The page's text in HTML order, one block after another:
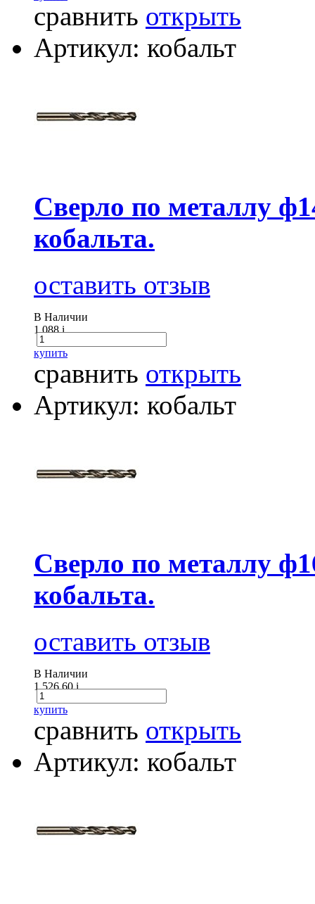
сравнить открыть
Артикул: кобальт
Сверло по металлу
кобальта.
оставить отзыв
В Наличии
1 088i
купить
сравнить открыть
Артикул: кобальт
Сверло по металлу
кобальта.
оставить отзыв
В Наличии
1 526.60i
купить
сравнить открыть
Артикул: кобальт